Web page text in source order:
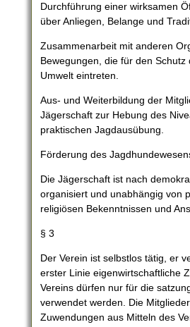
Durchführung einer wirksamen
über Anliegen, Belange und
Zusammenarbeit mit anderen
Bewegungen, die für den Schutz
Umwelt eintreten.
Aus- und Weiterbildung der
Jägerschaft zur Hebung des
praktischen Jagdausübung.
Förderung des
Die Jägerschaft ist nach
organisiert und unabhängig von
religiösen Bekenntnissen und
§ 3
Der Verein ist selbstlos tätig, er
erster Linie eigenwirtschaftliche
Vereins dürfen nur für die
verwendet werden. Die
Zuwendungen aus Mitteln des